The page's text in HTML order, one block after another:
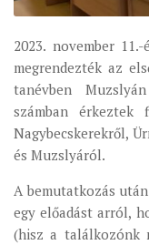
KÖZPONTI
DÉLI ESPERESSÉG
ARCHÍVUM
ARCHÍV
SZINÓDUS
PÜSPÖKI
ZSINATI
2023. november
megrendezték az
tanévben
számban érkeztek
Nagybecskerekről,
és Muzslyáról.
A bemutatkozás után
egy előadást arról,
(hisz a találkozónk